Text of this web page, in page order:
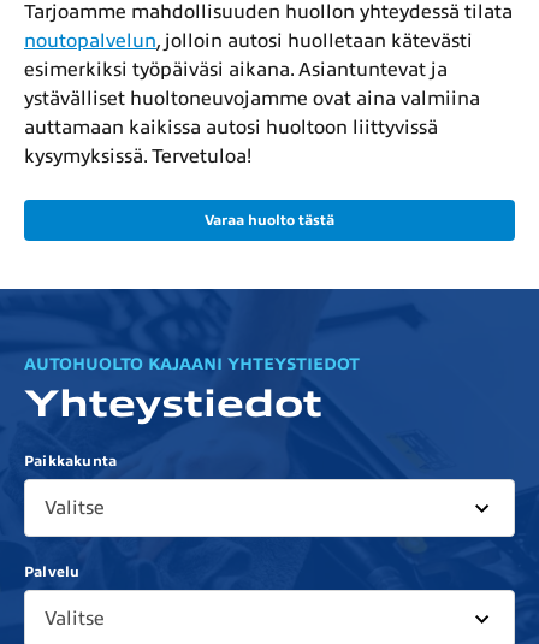
Tarjoamme mahdollisuuden huollon yhteydessä tilata
noutopalvelun, jolloin autosi huolletaan kätevästi
esimerkiksi työpäiväsi aikana. Asiantuntevat ja
ystävälliset huoltoneuvojamme ovat aina valmiina
auttamaan kaikissa autosi huoltoon liittyvissä
kysymyksissä. Tervetuloa!
Varaa huolto tästä
Yhteystiedot
AUTOHUOLTO KAJAANI YHTEYSTIEDOT
Paikkakunta
Valitse
Palvelu
Valitse